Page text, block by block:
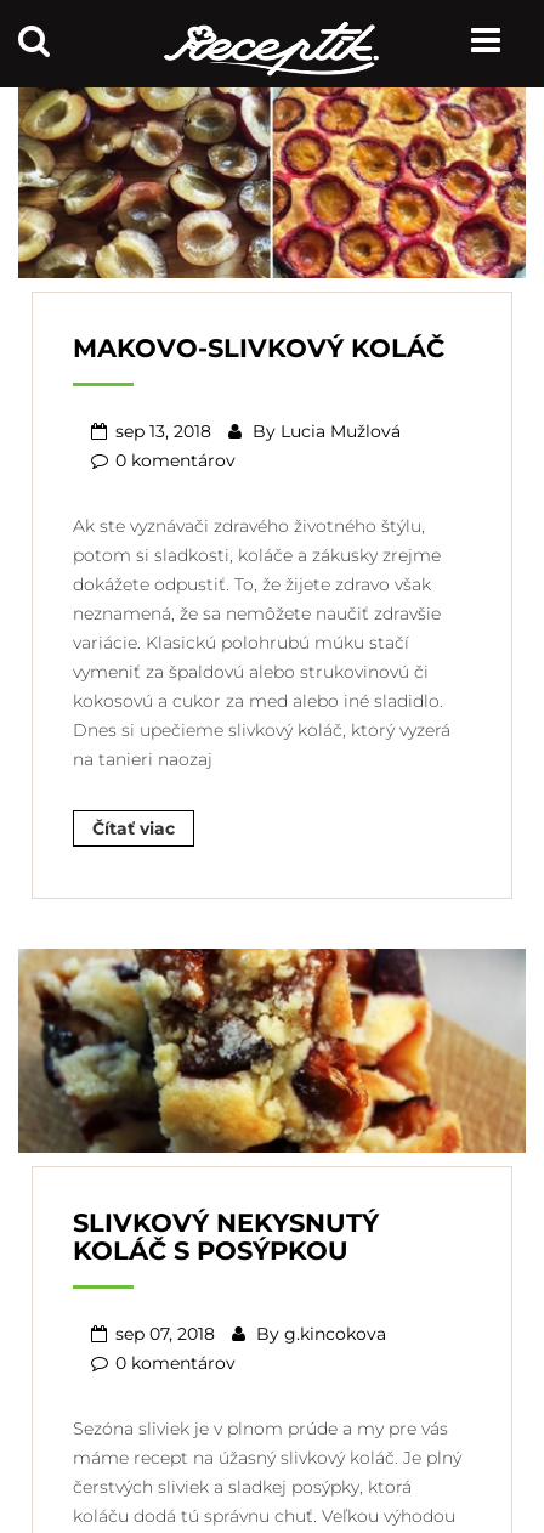
MAKOVO-SLIVKOVÝ KOLÁČ
sep 13, 2018 By Lucia Mužlová
0 komentárov
Ak ste vyznávači zdravého životného štýlu,
potom si sladkosti, koláče a zákusky zrejme
dokážete odpustiť. To, že žijete zdravo však
neznamená, že sa nemôžete naučiť zdravšie
variácie. Klasickú polohrubú múku stačí
vymeniť za špaldovú alebo strukovinovú či
kokosovú a cukor za med alebo iné sladidlo.
Dnes si upečieme slivkový koláč, ktorý vyzerá
na tanieri naozaj
Čítať viac
SLIVKOVÝ NEKYSNUTÝ
KOLÁČ S POSÝPKOU
sep 07, 2018 By g.kincokova
0 komentárov
Sezóna sliviek je v plnom prúde a my pre vás
máme recept na úžasný slivkový koláč. Je plný
čerstvých sliviek a sladkej posýpky, ktorá
koláču dodá tú správnu chuť. Veľkou výhodou